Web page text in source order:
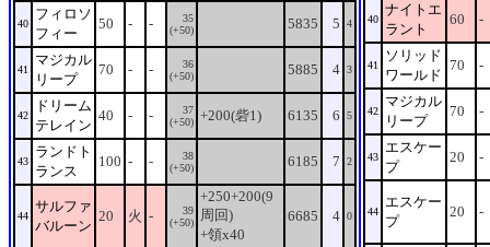
40
フィロソ
フィー
50 - -
35
(+50)
5835 5 4
41
マジカル
リープ
70 - -
36
(+50)
5885 4 3
42
ドリーム
テレイン
40 - -
37
(+50) +200(砦1) 6135 6 5
43
ランドト
ランス
100 - -
38
(+50)
6185 7 2
44
サルファ
バルーン
20 火 -
39
(+50)
+250+200(9
周回)
+領x40
6685 4 0
40
ナイトエ
ラント
60 -
41
ソリッド
ワールド
70 -
42
マジカル
リープ
70 -
43
エスケー
プ
20 -
44
エスケー
プ
20 -